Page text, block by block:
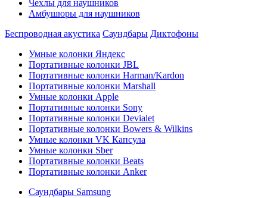
Чехлы для наушников
Амбушюры для наушников
Беспроводная акустика Саундбары Диктофоны
Умные колонки Яндекс
Портативные колонки JBL
Портативные колонки Harman/Kardon
Портативные колонки Marshall
Умные колонки Apple
Портативные колонки Sony
Портативные колонки Devialet
Портативные колонки Bowers & Wilkins
Умные колонки VK Капсула
Умные колонки Sber
Портативные колонки Beats
Портативные колонки Anker
Саундбары Samsung